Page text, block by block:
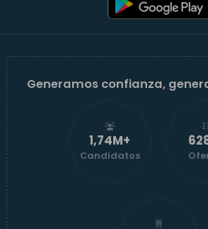
Generamos confianza,
1,74M+
Candidatos